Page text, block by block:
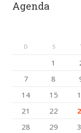
Agenda
D S
1
7
8
14
15
21
22
28
29